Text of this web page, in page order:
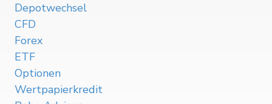
Depotwechsel
CFD
Forex
ETF
Optionen
Wertpapierkredit